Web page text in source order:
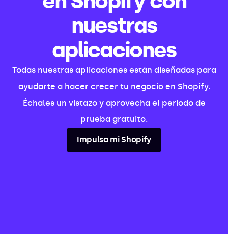
nuestras
aplicaciones
Todas nuestras aplicaciones están diseñadas para
ayudarte a hacer crecer tu negocio en Shopify.
Échales un vistazo y aprovecha el período de
prueba gratuito.
Impulsa mi Shopify